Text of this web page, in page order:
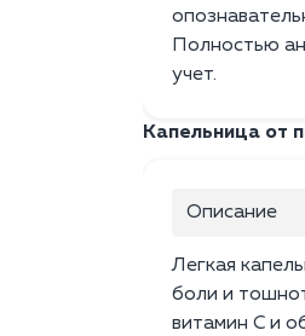
Полностью
учет.
Капельница от
Описание
Легкая
боли и
витамин C и